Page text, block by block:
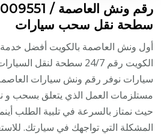
سطحة نقل سحب سيارات
أول ونش العاصمة بالكويت أفضل
الكويت رقم 24/7 سطحة
سيارات نوفر رقم ونش سيارات
مستلزمات العمل الذي يتعلق بسحب و
حيث نمتاز بالسرعة في تلبية الطلب
المشكلة التي تواجهك في سيارتك.